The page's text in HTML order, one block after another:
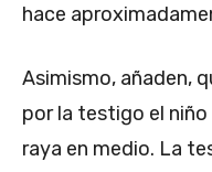
hace
Asimismo, añaden,
por la testigo el
raya en medio. La